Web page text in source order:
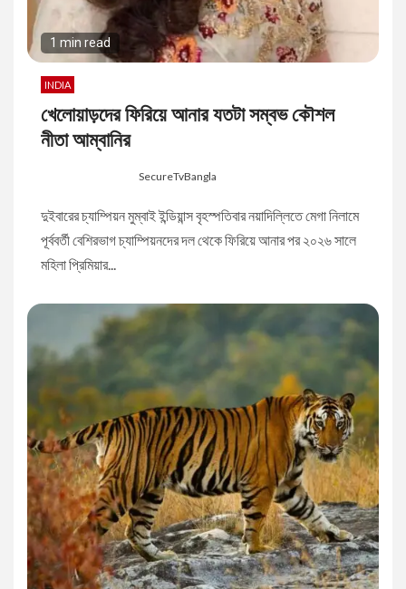
1 min read
INDIA
খেলোয়াড়দের ফিরিয়ে আনার যতটা সম্বভ কৌশল
নীতা আম্বানির
SecureTvBangla
দুইবারের চ্যাম্পিয়ন মুম্বাই ইন্ডিয়ান্স বৃহস্পতিবার নয়াদিল্লিতে মেগা নিলামে
পূর্ববর্তী বেশিরভাগ চ্যাম্পিয়নদের দল থেকে ফিরিয়ে আনার পর ২০২৬ সালে
মহিলা প্রিমিয়ার...